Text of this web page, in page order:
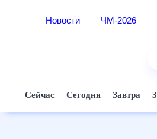
Новости ЧМ-2026
Сейчас Сегодня Завтра